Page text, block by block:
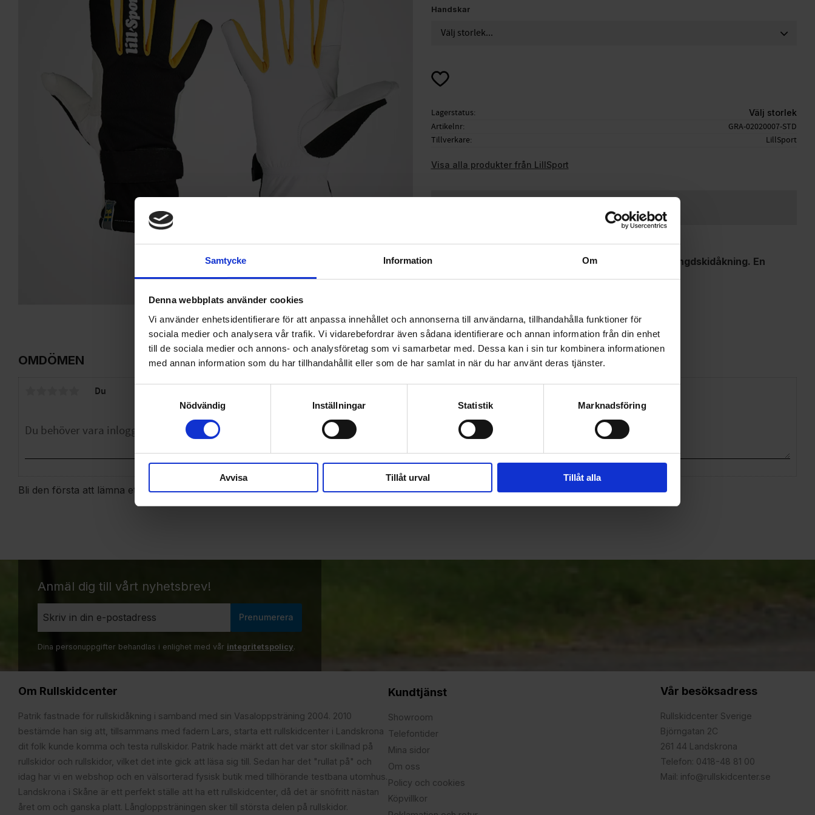
Samtycke Information Om
Denna webbplats använder cookies
Vi använder enhetsidentifierare för att anpassa innehållet och annonserna till användarna, tillhandahålla funktioner för
sociala medier och analysera vår trafik. Vi vidarebefordrar även sådana identifierare och annan information från din enhet
till de sociala medier och annons- och analysföretag som vi samarbetar med. Dessa kan i sin tur kombinera informationen
med annan information som du har tillhandahållit eller som de har samlat in när du har använt deras tjänster.
Nödvändig
Inställningar Statistik Marknadsföring
Avvisa Tillåt urval Tillåt alla
Handskar
Lägg till i favoriter
Lagerstatus Välj storlek
Artikelnr
GRA-02020007-STD
Tillverkare
LillSport
Visa alla produkter från LillSport
LillSports sköna och varma handskar till vinterns längdskidåkning. En
klassiker som älskas av många.
OMDÖMEN
Du
Bli den första att lämna ett omdöme.
Anmäl dig till vårt nyhetsbrev!
Prenumerera
Dina personuppgifter behandlas i enlighet med vår integritetspolicy.
Om Rullskidcenter
Patrik fastnade för rullskidåkning i samband med sin Vasaloppsträning 2004. 2010
bestämde han sig att, tillsammans med fadern Lars, starta ett rullskidcenter i Landskrona
dit folk kunde komma och testa rullskidor. Patrik hade märkt att det var stor skillnad på
rullskidor och rullskidor, vilket det inte gick att läsa sig till. Sedan har det "rullat på" och
idag har vi en webshop och en välsorterad fysisk butik med tillhörande testbana utomhus.
Landskrona i Skåne är ett perfekt ställe att ha ett rullskidcenter, då det är snöfritt nästan
året om och ganska platt. Långloppsträningen sker till största delen på rullskidor.
Kundtjänst
Showroom
Telefontider
Mina sidor
Om oss
Policy och cookies
Köpvillkor
Vår besöksadress
Rullskidcenter Sverige
Björngatan 2C
261 44 Landskrona
Telefon: 0418-48 81 00
Mail: info@rullskidcenter.se